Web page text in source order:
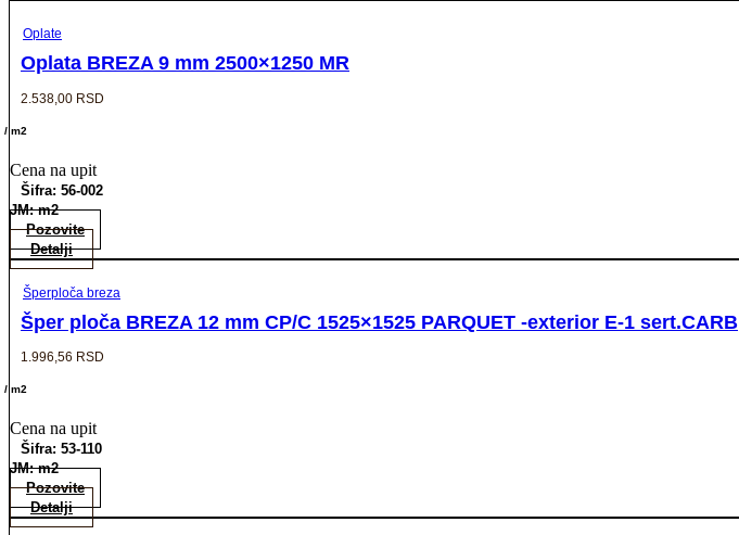
Oplate
Oplata BREZA 9 mm 2500×1250 MR
2.538,00 RSD
/ m2
Cena na upit
Šifra: 56-002
JM: m2
Pozovite
Detalji
Šperploča breza
Šper ploča BREZA 12 mm CP/C 1525×1525 PARQUET -exterior E-1 sert.CARB
1.996,56 RSD
/ m2
Cena na upit
Šifra: 53-110
JM: m2
Pozovite
Detalji